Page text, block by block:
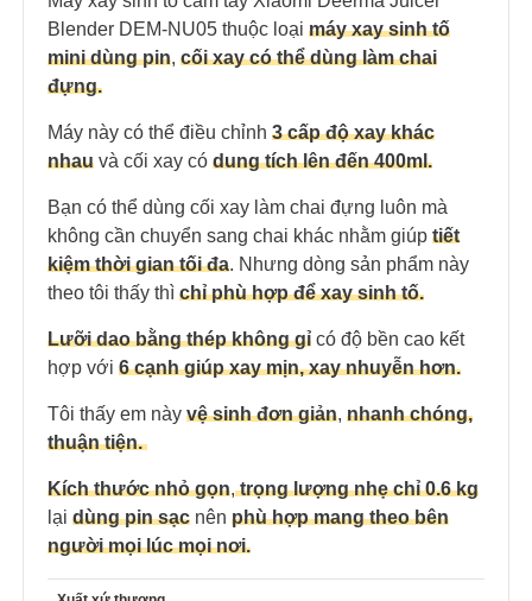
Blender DEM-NU05 thuộc loại máy xay sinh tố
mini dùng pin, cối xay có thể dùng làm chai
đựng.
Máy này có thể điều chỉnh 3 cấp độ xay khác
nhau và cối xay có dung tích lên đến 400ml.
Bạn có thể dùng cối xay làm chai đựng luôn mà
không cần chuyển sang chai khác nhằm giúp tiết
kiệm thời gian tối đa. Nhưng dòng sản phẩm này
theo tôi thấy thì chỉ phù hợp để xay sinh tố.
Lưỡi dao bằng thép không gỉ có độ bền cao kết
hợp với 6 cạnh giúp xay mịn, xay nhuyễn hơn.
Tôi thấy em này vệ sinh đơn giản, nhanh chóng,
thuận tiện.
Kích thước nhỏ gọn,trọng lượng nhẹ chỉ 0.6 kg
lại dùng pin sạc nên phù hợp mang theo bên
người mọi lúc mọi nơi.